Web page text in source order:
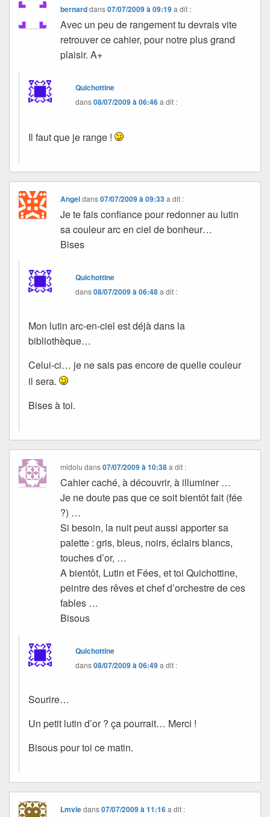
bernarddans07/07/2009 à 09:19 a dit :
Avec un peu de rangement tu devrais vite
retrouver ce cahier, pour notre plus grand
plaisir. A+
Quichottine
dans08/07/2009 à 06:46a dit :
Il faut que je range !
Angeldans07/07/2009 à 09:33 a dit :
Je te fais confiance pour redonner au lutin
sa couleur arc en ciel de bonheur…
Bises
Quichottine
dans08/07/2009 à 06:48a dit :
Mon lutin arc-en-ciel est déjà dans la
bibliothèque…
Celui-ci… je ne sais pas encore de quelle couleur
il sera.
Bises à toi.
midolu dans07/07/2009 à 10:38 a dit :
Cahier caché, à découvrir, à illuminer …
Je ne doute pas que ce soit bientôt fait (fée
?) …
Si besoin, la nuit peut aussi apporter sa
palette : gris, bleus, noirs, éclairs blancs,
touches d’or, …
A bientôt, Lutin et Fées, et toi Quichottine,
peintre des rêves et chef d’orchestre de ces
fables …
Bisous
Quichottine
dans08/07/2009 à 06:49a dit :
Sourire…
Un petit lutin d’or ? ça pourrait… Merci !
Bisous pour toi ce matin.
Lmviedans07/07/2009 à 11:16 a dit :